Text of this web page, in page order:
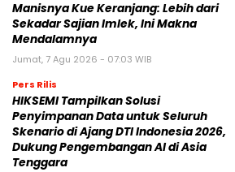
Manisnya Kue Keranjang: Lebih dari
Sekadar Sajian Imlek, Ini Makna
Mendalamnya
Jumat, 7 Agu 2026 - 07:03 WIB
Pers Rilis
HIKSEMI Tampilkan Solusi
Penyimpanan Data untuk Seluruh
Skenario di Ajang DTI Indonesia 2026,
Dukung Pengembangan AI di Asia
Tenggara